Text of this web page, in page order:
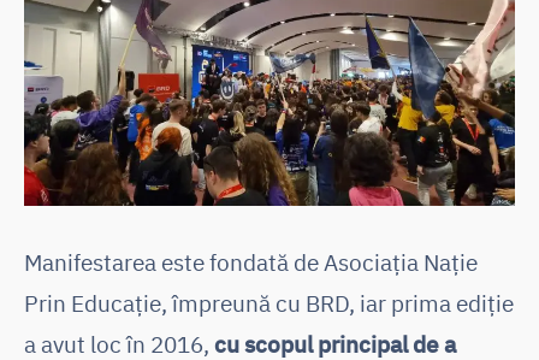
Manifestarea este fondată de Asociația Nație
Prin Educație, împreună cu BRD, iar prima ediție
a avut loc în 2016, cu scopul principal de a